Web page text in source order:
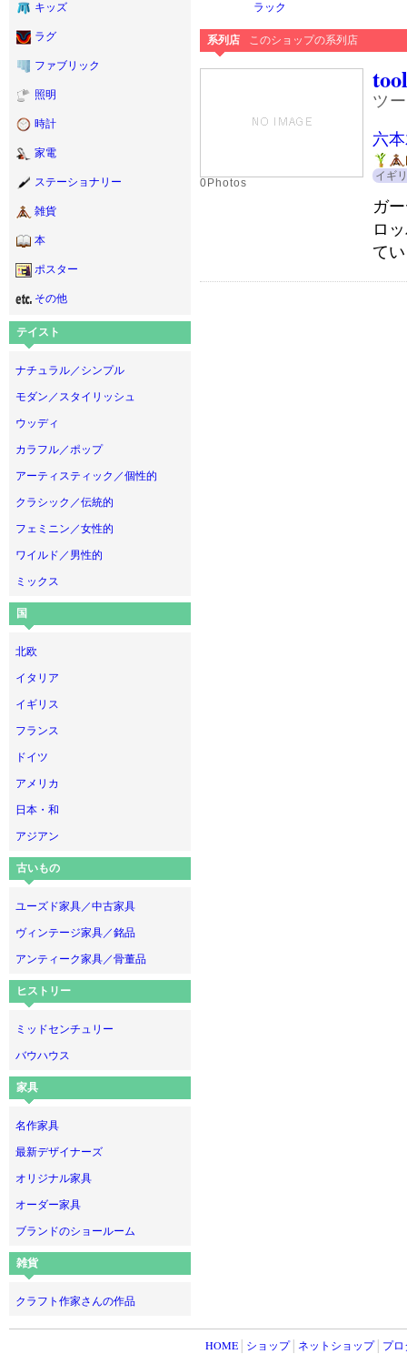
キッズ
ラグ
ファブリック
照明
時計
家電
ステーショナリー
雑貨
本
ポスター
その他
テイスト
ナチュラル／シンプル
モダン／スタイリッシュ
ウッディ
カラフル／ポップ
アーティスティック／個性的
クラシック／伝統的
フェミニン／女性的
ワイルド／男性的
ミックス
国
北欧
イタリア
イギリス
フランス
ドイツ
アメリカ
日本・和
アジアン
古いもの
ユーズド家具／中古家具
ヴィンテージ家具／銘品
アンティーク家具／骨董品
ヒストリー
ミッドセンチュリー
バウハウス
家具
名作家具
最新デザイナーズ
オリジナル家具
オーダー家具
ブランドのショールーム
雑貨
クラフト作家さんの作品
ラック
系列店 このショップの系列店
0Photos
ツ
六
イギ
ガ
ロ
て
HOME ショップ│ ネットショップ│ プ